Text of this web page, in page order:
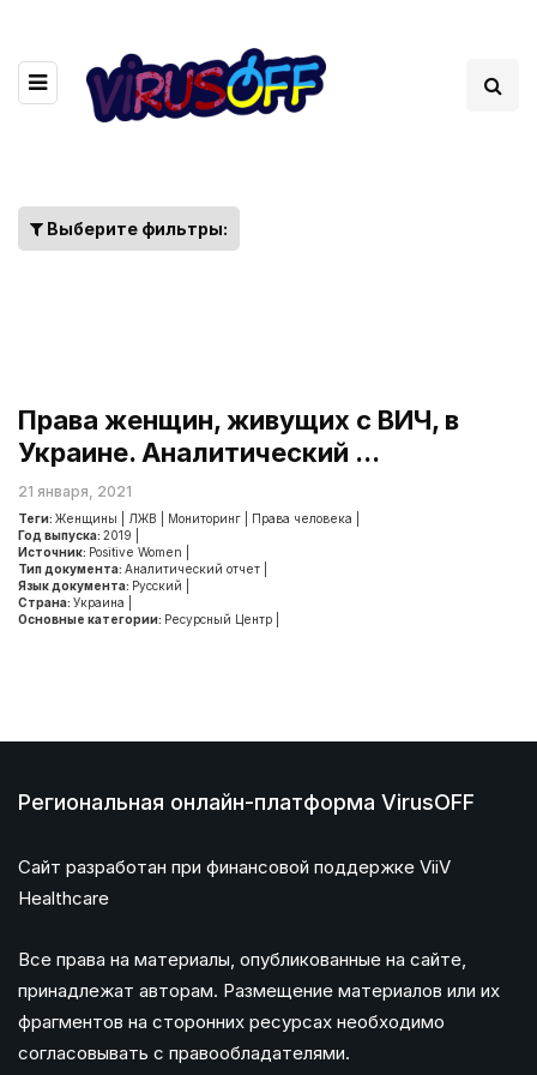
Выберите фильтры:
Права женщин, живущих с ВИЧ, в
Украине. Аналитический ...
21 января, 2021
Теги: Женщины ЛЖВ Мониторинг Права человека
Год выпуска: 2019
Источник: Positive Women
Тип документа: Аналитический отчет
Язык документа: Русский
Страна: Украина
Основные категории: Ресурсный Центр
Региональная онлайн-платформа VirusOFF
Сайт разработан при финансовой поддержке ViiV
Healthcare
Все права на материалы, опубликованные на сайте,
принадлежат авторам. Размещение материалов или их
фрагментов на сторонних ресурсах необходимо
согласовывать с правообладателями.